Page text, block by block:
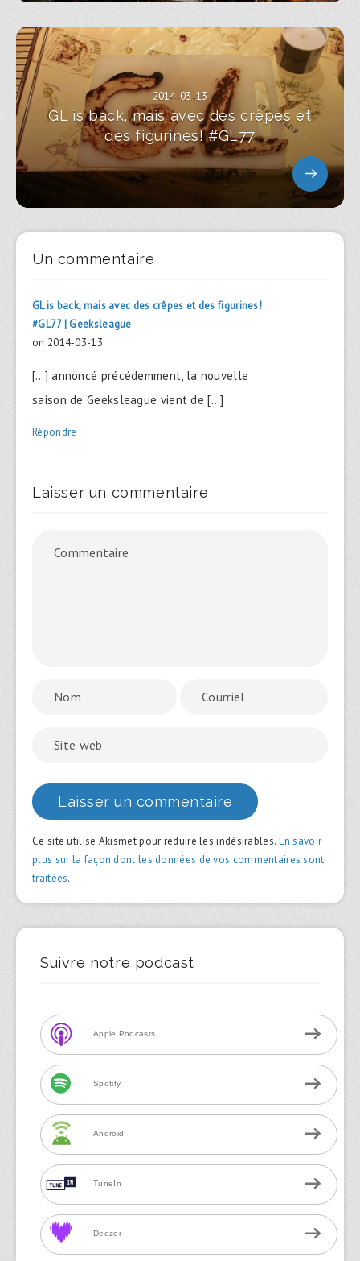
2014-03-13
GL is back, mais avec des crêpes et
des figurines! #GL77
Un commentaire
GL is back, mais avec des crêpes et des figurines!
#GL77 | Geeksleague
on 2014-03-13
[…] annoncé précédemment, la nouvelle
saison de Geeksleague vient de […]
Répondre
Laisser un commentaire
Ce site utilise Akismet pour réduire les indésirables. En savoir
plus sur la façon dont les données de vos commentaires sont
traitées.
Suivre notre podcast
Apple Podcasts
Spotify
Android
TuneIn
Deezer